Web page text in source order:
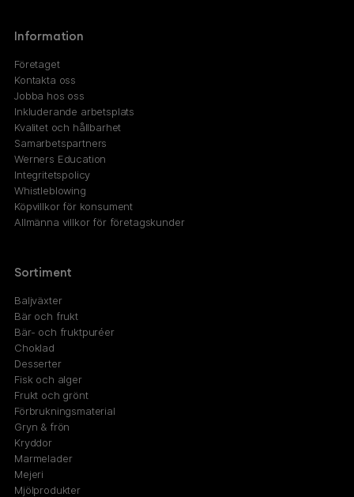
Information
Företaget
Kontakta oss
Jobba hos oss
Inkluderande arbetsplats
Kvalitet och hållbarhet
Samarbetspartners
Werners Education
Integritetspolicy
Whistleblowing
Köpvillkor för konsument
Allmänna villkor för företagskunder
Sortiment
Baljväxter
Bär och frukt
Bär- och fruktpuréer
Choklad
Desserter
Fisk och alger
Frukt och grönt
Förbrukningsmaterial
Gryn & frön
Kryddor
Marmelader
Mejeri
Mjölprodukter